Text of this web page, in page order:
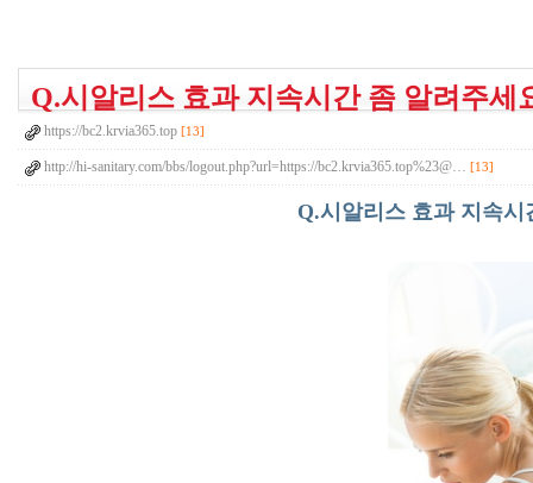
Q.시알리스 효과 지속시간 좀 알려주세
https://bc2.krvia365.top [13]
http://hi-sanitary.com/bbs/logout.php?url=https://bc2.krvia365.top%23@… [13]
Q.시알리스 효과 지속